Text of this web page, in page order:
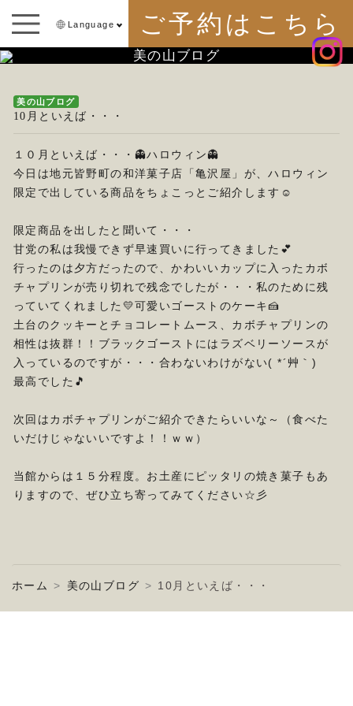
Language ご予約はこちら
美の山ブログ
美の山ブログ
10月といえば・・・
１０月といえば・・・👻ハロウィン👻
今日は地元皆野町の和洋菓子店「亀沢屋」が、ハロウィン
限定で出している商品をちょこっとご紹介します☺
限定商品を出したと聞いて・・・
甘党の私は我慢できず早速買いに行ってきました💕
行ったのは夕方だったので、かわいいカップに入ったカボ
チャプリンが売り切れで残念でしたが・・・私のために残
っていてくれました💛可愛いゴーストのケーキ🍰
土台のクッキーとチョコレートムース、カボチャプリンの
相性は抜群！！ブラックゴーストにはラズベリーソースが
入っているのですが・・・合わないわけがない( *´艸｀)
最高でした🎵
次回はカボチャプリンがご紹介できたらいいな～（食べた
いだけじゃないいですよ！！ｗｗ）
当館からは１５分程度。お土産にピッタリの焼き菓子もあ
りますので、ぜひ立ち寄ってみてください☆彡
ホーム 美の山ブログ 10月といえば・・・